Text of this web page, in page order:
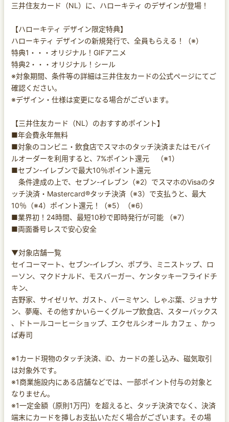
三井住友カード（NL）に、ハローキティ のデザインが登場！
【ハローキティ デザイン限定特典】
ハローキティ デザインの新規発行で、全員もらえる！（※）
特典1・・・オリジナル！GIFアニメ
特典2・・・オリジナル！シール
※対象期間、条件等の詳細は三井住友カードの公式ページにてご
確認ください。
※デザイン・仕様は変更になる場合がございます。
【三井住友カード（NL）のおすすめポイント】
■年会費永年無料
■対象のコンビニ・飲食店でスマホのタッチ決済またはモバイ
ルオーダーを利用すると、7%ポイント還元 （※1）
■セブン-イレブンで最大10％ポイント還元
条件達成の上で、セブン-イレブン（※2）でスマホのVisaのタ
ッチ決済・Mastercard®タッチ決済（※3）で支払うと、最大
10％（※4）ポイント還元！（※5）（※6）
■業界初！24時間、最短10秒で即時発行が可能 （※7）
■両面番号レスで安心安全
▼対象店舗一覧
セイコーマート、セブン‐イレブン、ポプラ、ミニストップ、ロ
ーソン、マクドナルド、モスバーガー、ケンタッキーフライドチ
キン、
吉野家、サイゼリヤ、ガスト、バーミヤン、しゃぶ葉、ジョナサ
ン、夢庵、その他すかいらーくグループ飲食店、スターバックス
、ドトールコーヒーショップ、エクセルシオール カフェ 、かっ
ぱ寿司
※1カード現物のタッチ決済、iD、カードの差し込み、磁気取引
は対象外です。
※1商業施設内にある店舗などでは、一部ポイント付与の対象と
なりません。
※1一定金額（原則1万円）を超えると、タッチ決済でなく、決済
端末にカードを挿しお支払いただく場合がございます。その場